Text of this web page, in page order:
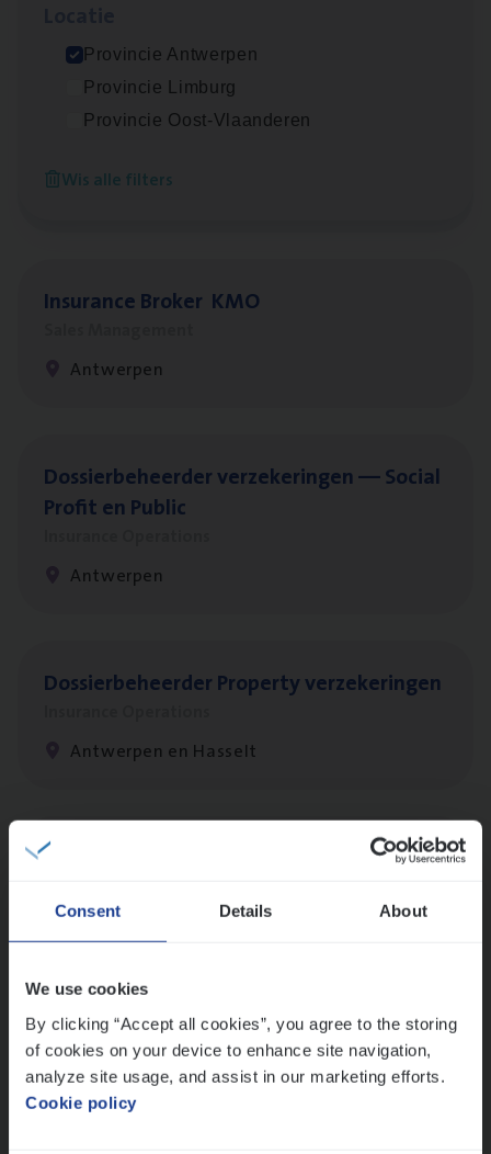
Consent Details About
We use cookies
By clicking “Accept all cookies”, you agree to the storing
of cookies on your device to enhance site navigation,
analyze site usage, and assist in our marketing efforts.
Cookie policy
Provincie Antwerpen
Provincie Limburg
Provincie Oost-Vlaanderen
Wis alle filters
Insu­ran­ce Bro­ker Trans­port&
Antwerpen
Insu­ran­ce Bro­ker KMO
Antwerpen
Dos­sier­be­heer­der ver­ze­ke­rin­gen — Soci­al
Pro­fit en Public
Antwerpen
Dos­sier­be­heer­der Pro­per­ty verzekeringen
Antwerpen en Hasselt
Dos­sier­be­heer­der Onder­ne­min­gen Van­b­
Insurance Operations
Dos­sier­be­heer­der Gewaar­borgd Inkomen
Insurance Operations